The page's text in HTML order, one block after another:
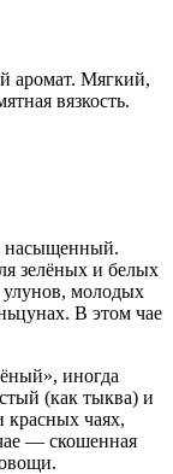
аромат. Мягкий,
вязкость.
насыщенный.
зелёных и белых
улунов, молодых
В этом чае
иногда
(как тыква) и
чаях,
— скошенная